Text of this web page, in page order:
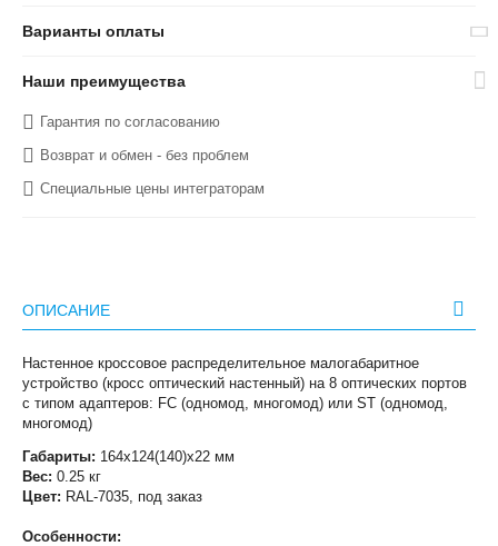
Варианты оплаты
Наши преимущества
Гарантия по согласованию
Возврат и обмен - без проблем
Специальные цены интеграторам
ОПИСАНИЕ
Настенное кроссовое распределительное малогабаритное
устройство (кросс оптический настенный) на 8 оптических портов
с типом адаптеров: FC (одномод, многомод) или ST (одномод,
многомод)
Габариты: 164х124(140)х22 мм
Вес: 0.25 кг
Цвет: RAL-7035, под заказ
Особенности: